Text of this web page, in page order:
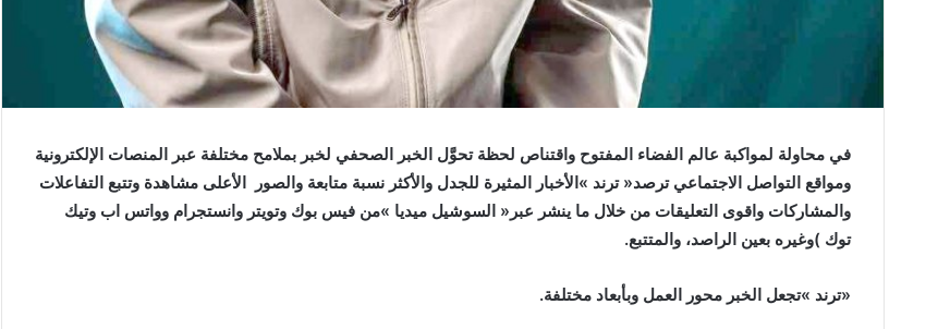
‬ومواقع‭ ‬التواصل‭ ‬الاجتماعي‭ ‬ترصد‭ ‬‮«‬ترند‮»‬‭ ‬الأخبار‭ ‬المثيرة‭ ‬للجدل‭ ‬والأكثر‭ ‬نسبة‭ ‬متابعة‭ ‬والصور‭
‬توك‭( ‬وغيره‭ ‬بعين‭ ‬الراصد،‭ ‬والمتتبع‭.‬
‮«‬ترند‮»‬‭ ‬تجعل‭ ‬الخبر‭ ‬محور‭ ‬العمل‭ ‬وبأبعاد‭ ‬مختلفة‭.‬